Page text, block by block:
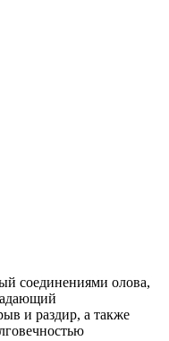
соединениями олова,
и раздир, а также